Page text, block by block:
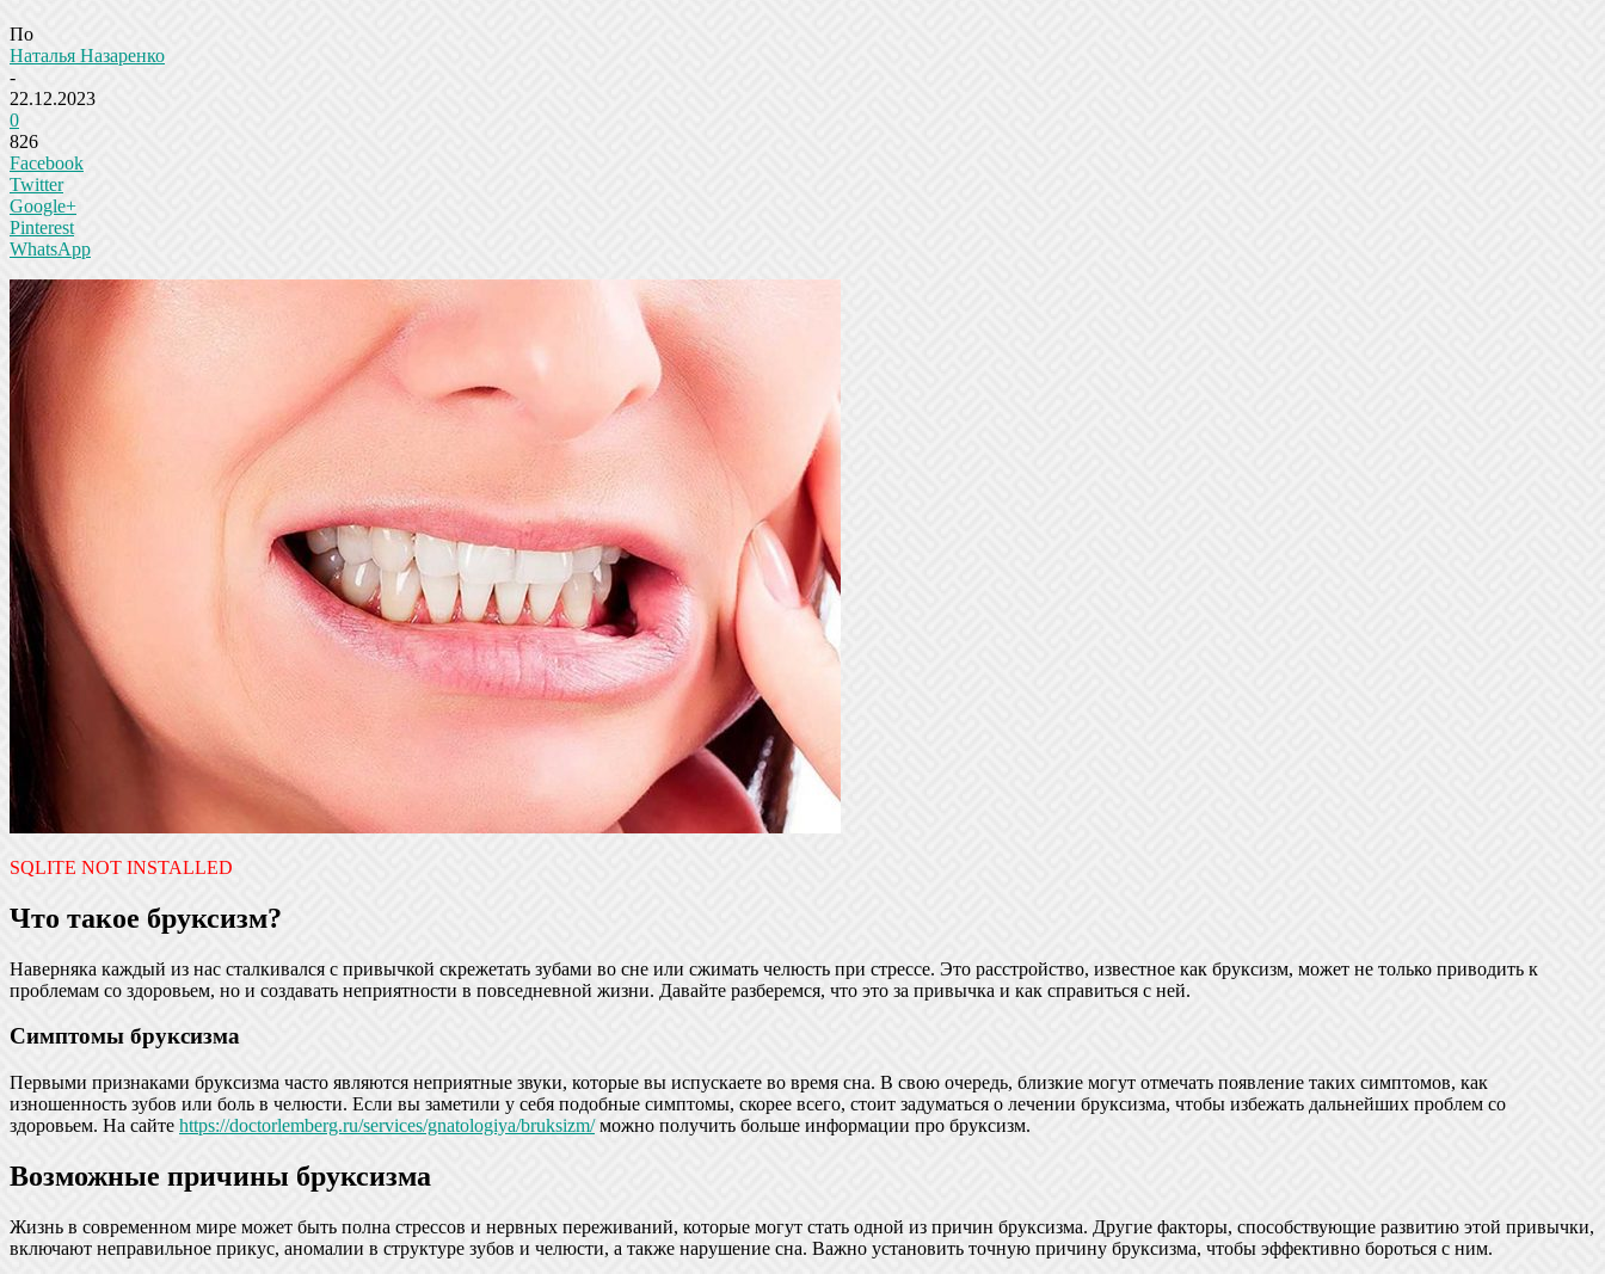
По
Наталья Назаренко
-
22.12.2023
0
826
Facebook
Twitter
Google+
Pinterest
WhatsApp
SQLITE NOT INSTALLED
Что такое бруксизм?
Наверняка каждый из нас сталкивался с привычкой скрежетать зубами во сне или сжимать челюсть при стрессе. Это расстройство, известное как бруксизм, может не только приводить к
проблемам со здоровьем, но и создавать неприятности в повседневной жизни. Давайте разберемся, что это за привычка и как справиться с ней.
Симптомы бруксизма
Первыми признаками бруксизма часто являются неприятные звуки, которые вы испускаете во время сна. В свою очередь, близкие могут отмечать появление таких симптомов, как
изношенность зубов или боль в челюсти. Если вы заметили у себя подобные симптомы, скорее всего, стоит задуматься о лечении бруксизма, чтобы избежать дальнейших проблем со
здоровьем. На сайте https://doctorlemberg.ru/services/gnatologiya/bruksizm/можно получить больше информации про бруксизм.
Возможные причины бруксизма
Жизнь в современном мире может быть полна стрессов и нервных переживаний, которые могут стать одной из причин бруксизма. Другие факторы, способствующие развитию этой привычки,
включают неправильное прикус, аномалии в структуре зубов и челюсти, а также нарушение сна. Важно установить точную причину бруксизма, чтобы эффективно бороться с ним.